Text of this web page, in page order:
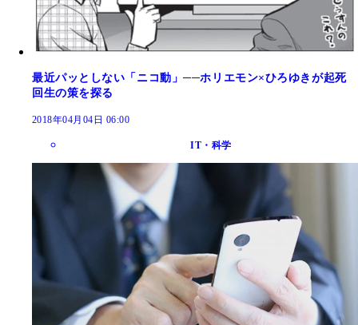
最近パッとしない「ニコ動」──ホリエモン×ひろゆきが起死
回生の策を探る
2018年04月04日 06:00
IT・科学